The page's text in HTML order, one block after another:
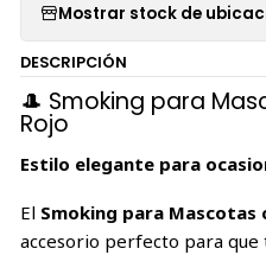
Mostrar stock de
DESCRIPCIÓN
🎩 Smoking para
Rojo
Estilo elegante para
El Smoking para Mascotas
accesorio perfecto para que